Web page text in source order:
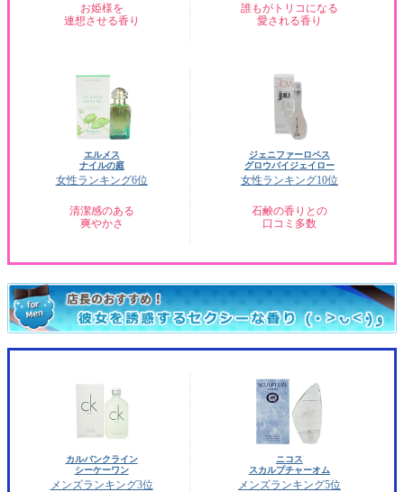
お姫様を
連想させる香り
誰もがトリコになる
愛される香り
エルメス
ナイルの庭
女性ランキング6位
清潔感のある
爽やかさ
ジェニファーロペス
グロウバイジェイロー
女性ランキング10位
石鹸の香りとの
口コミ多数
カルバンクライン
シーケーワン
メンズランキング3位
ニコス
スカルプチャーオム
メンズランキング5位